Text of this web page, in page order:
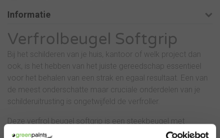
Informatie
Verfrolbeugel Softgrip
Bij het schilderen van je huis, kantoor of welk project dan
ook, is het hebben van het juiste gereedschap essentieel
voor het behalen van een strak en egaal resultaat. Een van
de meest onderschatte maar cruciale onderdelen van je
schilderuitrusting is ongetwijfeld de verfroller.
Deze verfrol beugel softgrip is een steekbeugel met
softgrip handvat en verzinkt rond staal. Deze beugel houder